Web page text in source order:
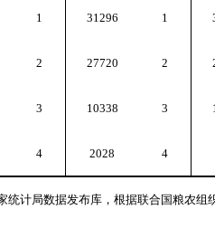
1 31296 1
2 27720 2
3 10338 3
4 2028 4
统计局数据发布库，根据联合国粮农